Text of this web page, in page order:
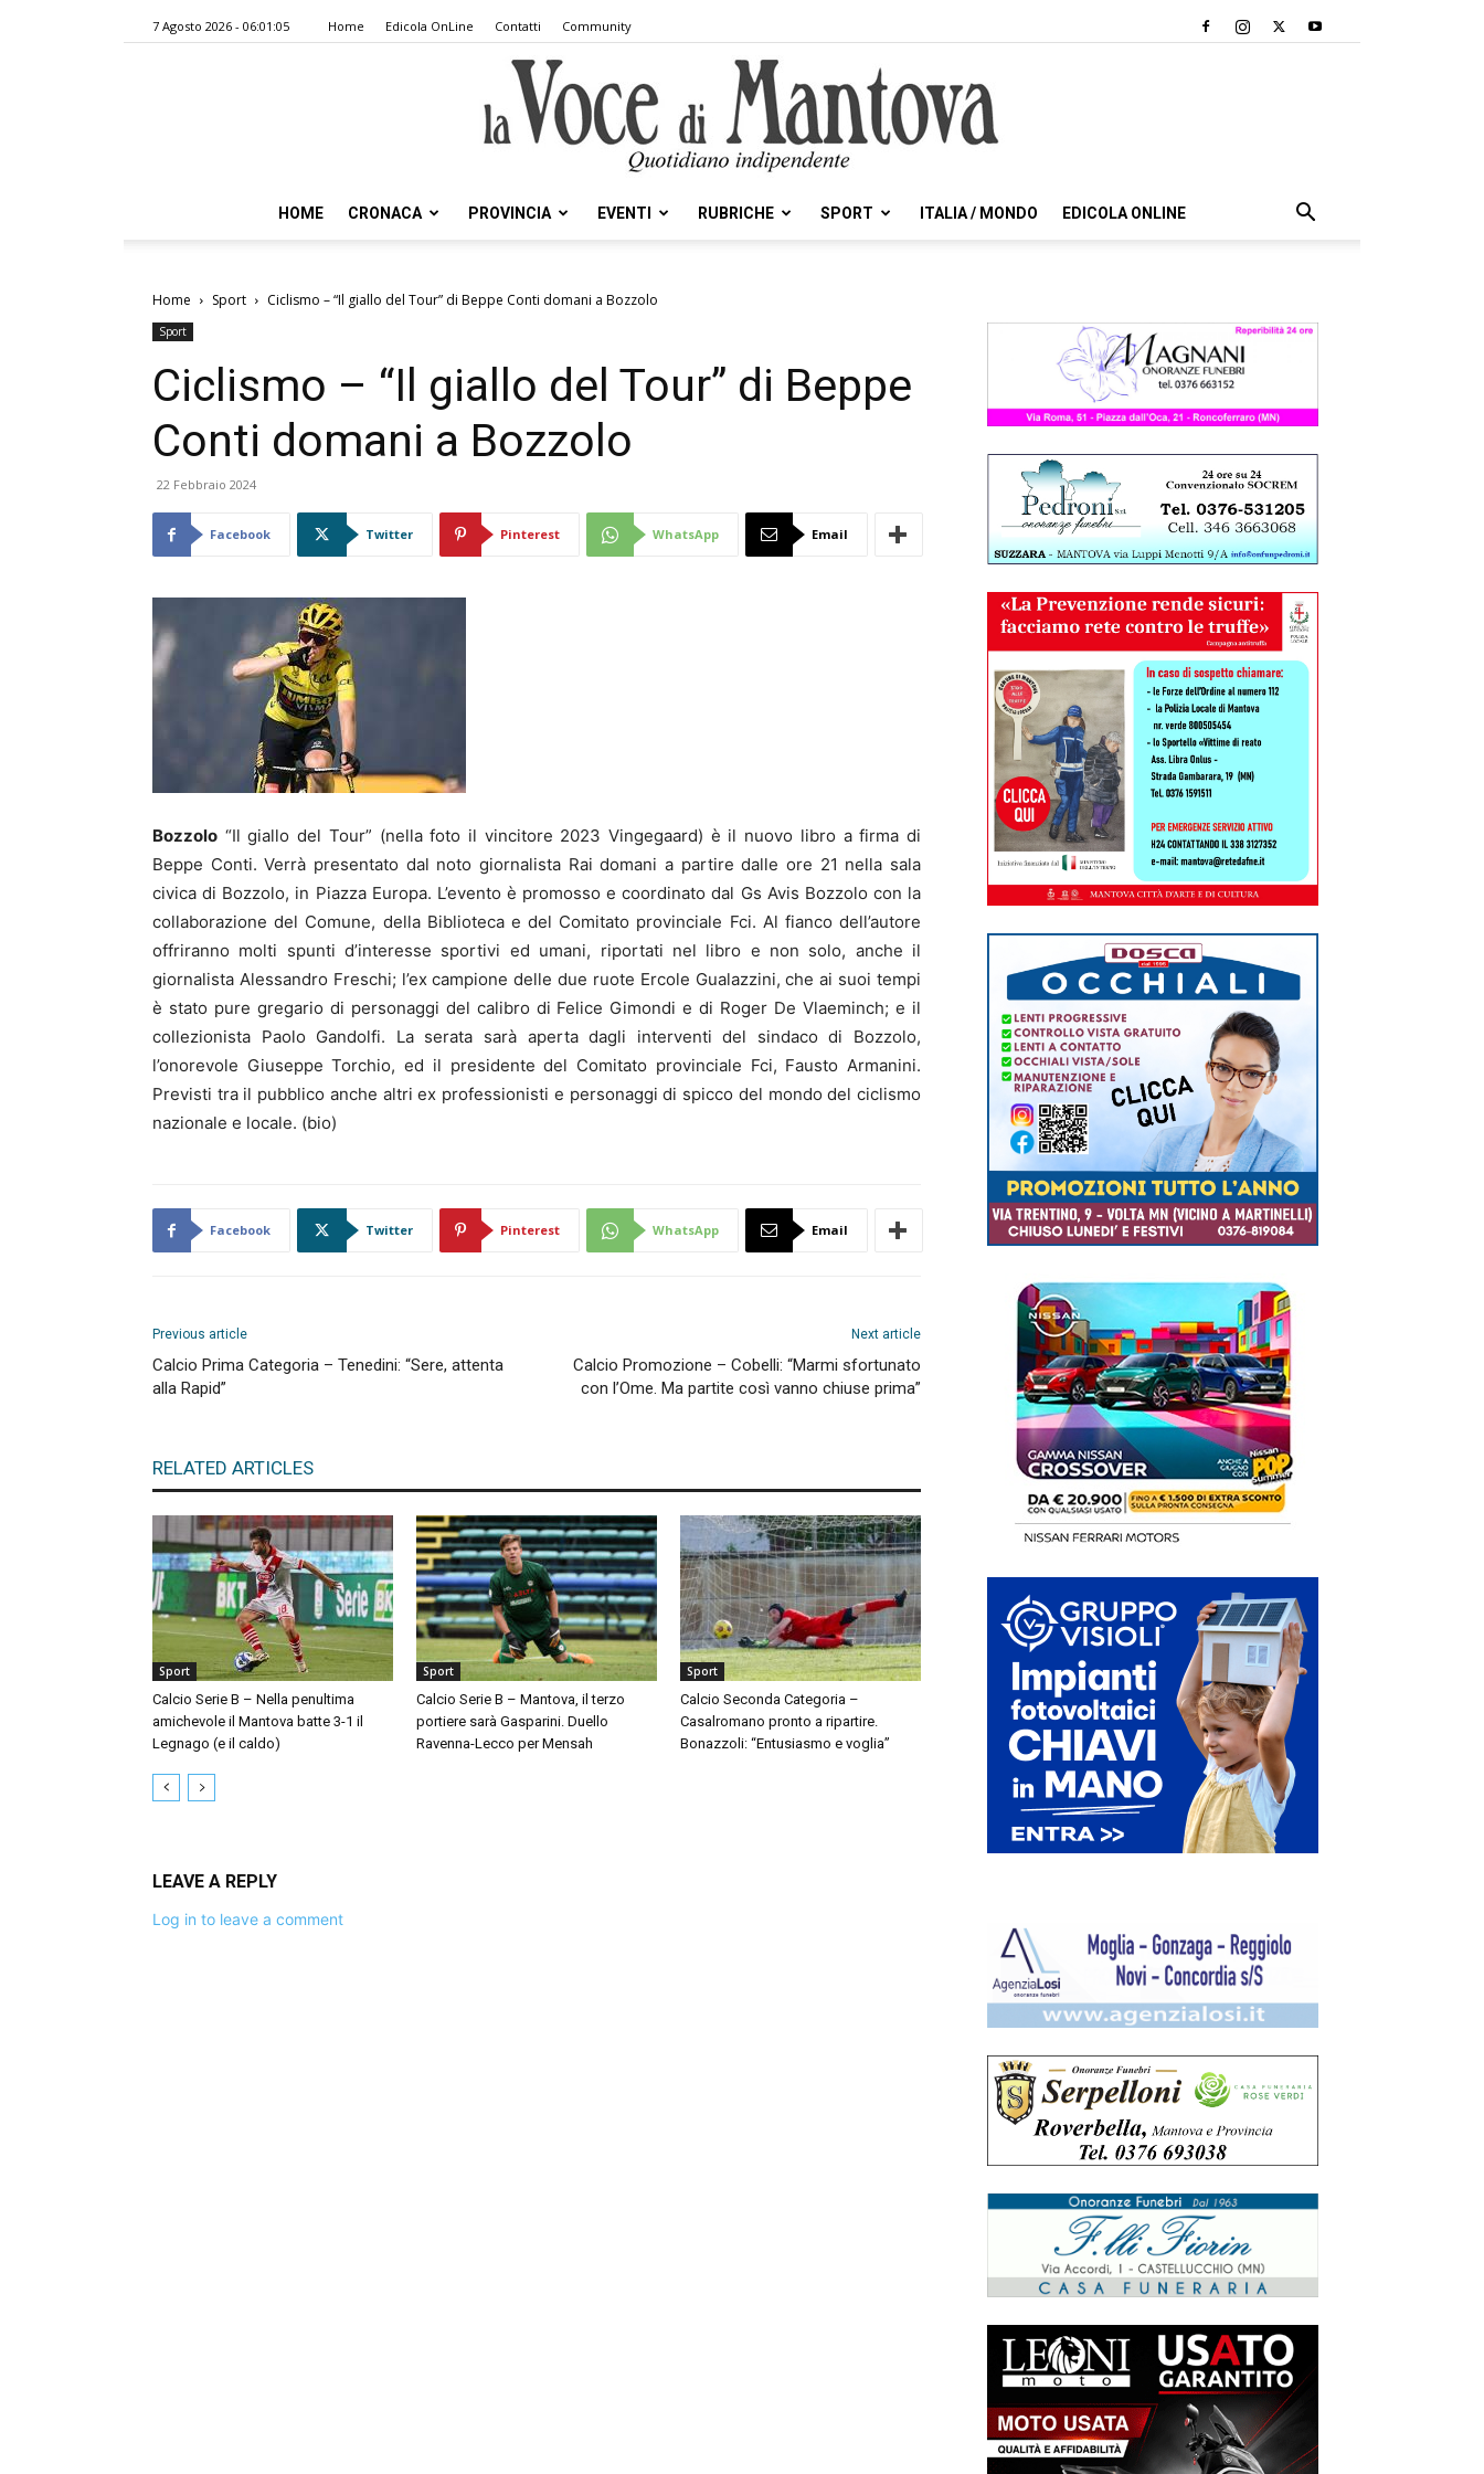
7 Agosto 2026 - 06:01:05 Home Edicola OnLine Contatti Community
Voce
HOME CRONACA PROVINCIA EVENTI RUBRICHE SPORT ITALIA / MONDO EDICOLA ONLINE
Home Sport Ciclismo – “Il giallo del Tour” di Beppe Conti domani a Bozzolo
Sport
Ciclismo – “Il giallo del Tour” di Beppe
Conti domani a Bozzolo
22 Febbraio 2024
Facebook Twitter Pinterest WhatsApp Email
Bozzolo “Il giallo del Tour” (nella foto il vincitore 2023 Vingegaard) è il nuovo libro a firma di
Beppe Conti. Verrà presentato dal noto giornalista Rai domani a partire dalle ore 21 nella sala
civica di Bozzolo, in Piazza Europa. L’evento è promosso e coordinato dal Gs Avis Bozzolo con la
collaborazione del Comune, della Biblioteca e del Comitato provinciale Fci. Al fianco dell’autore
offriranno molti spunti d’interesse sportivi ed umani, riportati nel libro e non solo, anche il
giornalista Alessandro Freschi; l’ex campione delle due ruote Ercole Gualazzini, che ai suoi tempi
è stato pure gregario di personaggi del calibro di Felice Gimondi e di Roger De Vlaeminch; e il
collezionista Paolo Gandolfi. La serata sarà aperta dagli interventi del sindaco di Bozzolo,
l’onorevole Giuseppe Torchio, ed il presidente del Comitato provinciale Fci, Fausto Armanini.
Previsti tra il pubblico anche altri ex professionisti e personaggi di spicco del mondo del ciclismo
nazionale e locale. (bio)
Facebook Twitter Pinterest WhatsApp Email
Previous article
Calcio Prima Categoria – Tenedini: “Sere, attenta
alla Rapid”
Next article
Calcio Promozione – Cobelli: “Marmi sfortunato
con l’Ome. Ma partite così vanno chiuse prima”
RELATED ARTICLES
Sport
Calcio Serie B – Nella penultima
amichevole il Mantova batte 3-1 il
Legnago (e il caldo)
Sport
Calcio Serie B – Mantova, il terzo
portiere sarà Gasparini. Duello
Ravenna-Lecco per Mensah
Sport
Calcio Seconda Categoria –
Casalromano pronto a ripartire.
Bonazzoli: “Entusiasmo e voglia”
LEAVE A REPLY
Log in to leave a comment